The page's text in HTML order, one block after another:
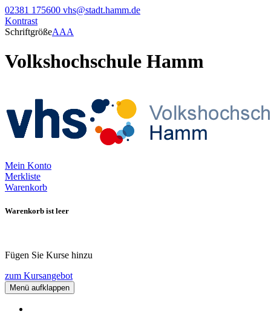
02381 175600 vhs@stadt.hamm.de
Kontrast
SchriftgrößeAAA
Volkshochschule Hamm
Mein Konto
Merkliste
Warenkorb
Warenkorb ist leer
Fügen Sie Kurse hinzu
zum Kursangebot
Menü aufklappen